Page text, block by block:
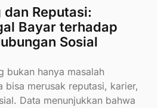
dan Reputasi:
Bayar terhadap
Sosial
bukan hanya masalah
bisa merusak reputasi, karier,
Data menunjukkan bahwa